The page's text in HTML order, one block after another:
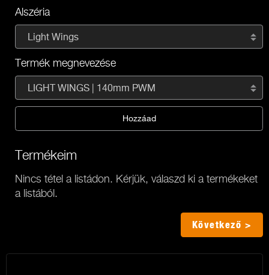
Alszéria
Light Wings
Termék megnevezése
LIGHT WINGS | 140mm PWM
Hozzáad
Termékeim
Nincs tétel a listádon. Kérjük, válaszd ki a termékeket
a listából.
Következő >